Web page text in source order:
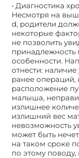
• Диагностика
Несмотря на
d, родители
некоторые
не позволить
особенности.
отнести:
ранее
расположение
малыша,
излишнее
излишний вес
невозможность
может быть
на таком сроке
по этому поводу,